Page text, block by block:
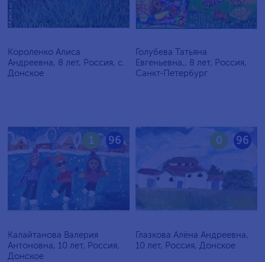
Короленко Алиса
Андреевна, 8 лет, Россия, c.
Донское
Голубева Татьяна
Евгеньевна,, 8 лет, Россия,
Санкт-Петербург
96
1
Калайтанова Валерия
Антоновна, 10 лет, Россия,
Донское
96
0
Глазкова Алёна Андреевна,
10 лет, Россия, Донское